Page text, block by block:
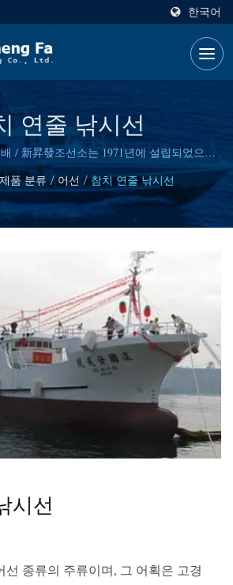
한국어
연줄 낚시선
/ 新昇發조선소는 1971년에 설립되었으며,
뢰할 수 있는 조선 기술을 보유하고 있습니
다.
품 분류 / 어선 / 참치 연줄 낚시선
시선
선 종류의 주류이며, 그 어획은 고경